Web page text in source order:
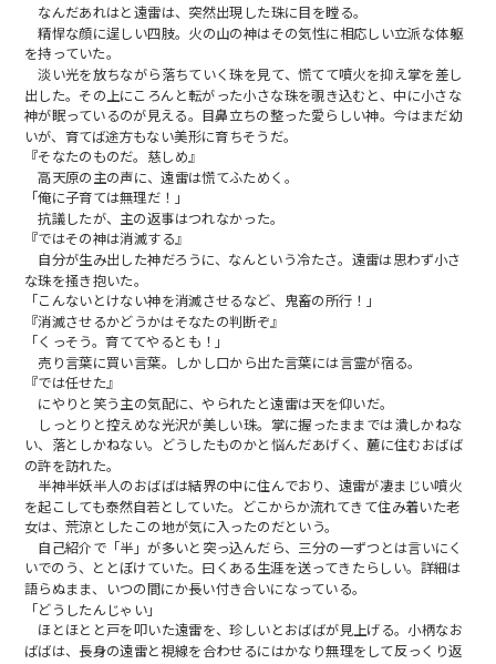
なんだあれはと遠雷は、突然出現した珠に目を瞠る。
精悍な顔に逞しい四肢。火の山の神はその気性に相応しい立派な体躯
を持っていた。
淡い光を放ちながら落ちていく珠を見て、慌てて噴火を抑え掌を差し
出した。その上にころんと転がった小さな珠を覗き込むと、中に小さな
神が眠っているのが見える。目鼻立ちの整った愛らしい神。今はまだ幼
いが、育てば途方もない美形に育ちそうだ。
『そなたのものだ。慈しめ』
高天原の主の声に、遠雷は慌てふためく。
「俺に子育ては無理だ！」
抗議したが、主の返事はつれなかった。
『ではその神は消滅する』
自分が生み出した神だろうに、なんという冷たさ。遠雷は思わず小さ
な珠を掻き抱いた。
「こんないとけない神を消滅させるなど、鬼畜の所行！」
『消滅させるかどうかはそなたの判断ぞ』
「くっそう。育ててやるとも！」
売り言葉に買い言葉。しかし口から出た言葉には言霊が宿る。
『では任せた』
にやりと笑う主の気配に、やられたと遠雷は天を仰いだ。
しっとりと控えめな光沢が美しい珠。掌に握ったままでは潰しかねな
い、落としかねない。どうしたものかと悩んだあげく、麓に住むおばば
の許を訪れた。
半神半妖半人のおばばは結界の中に住んでおり、遠雷が凄まじい噴火
を起こしても泰然自若としていた。どこからか流れてきて住み着いた老
女は、荒涼としたこの地が気に入ったのだという。
自己紹介で「半」が多いと突っ込んだら、三分の一ずつとは言いにく
いでのう、ととぼけていた。曰くある生涯を送ってきたらしい。詳細は
語らぬまま、いつの間にか長い付き合いになっている。
「どうしたんじゃい」
ほとほとと戸を叩いた遠雷を、珍しいとおばばが見上げる。小柄なお
ばばは、長身の遠雷と視線を合わせるにはかなり無理をして反っくり返